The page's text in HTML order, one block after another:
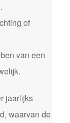
of
van een
jaarlijks
waarvan de